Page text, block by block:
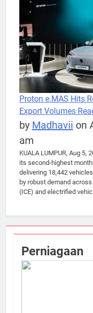
Proton e.MAS Hits
Export Volumes
by Madhavii on
am
KUALA LUMPUR, Aug 5,
its second-highest
delivering 18,442
by robust demand
(ICE) and electrified
Perniagaan